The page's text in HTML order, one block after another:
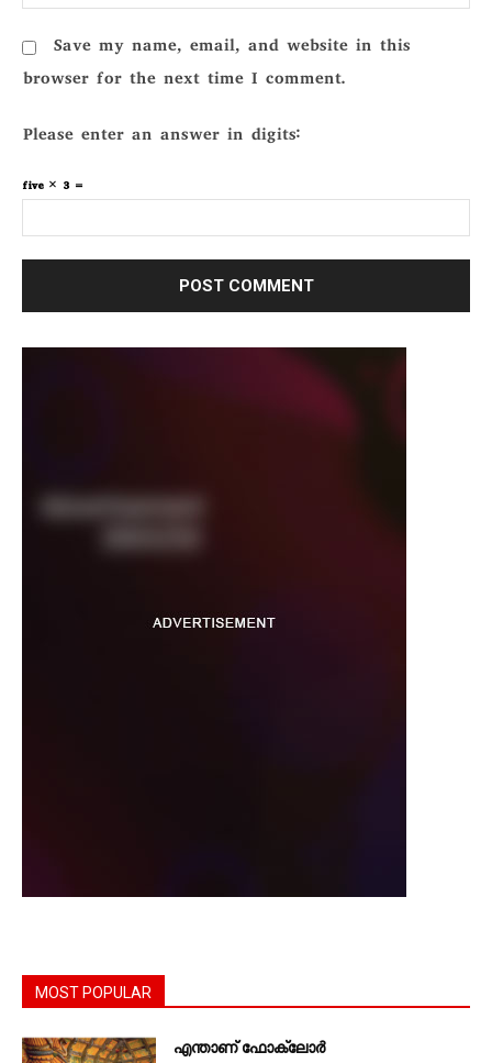
Save my name, email, and website in this
browser for the next time I comment.
Please enter an answer in digits:
five × 3 =
MOST POPULAR
എന്താണ്‌ ഫോക്‌ലോർ